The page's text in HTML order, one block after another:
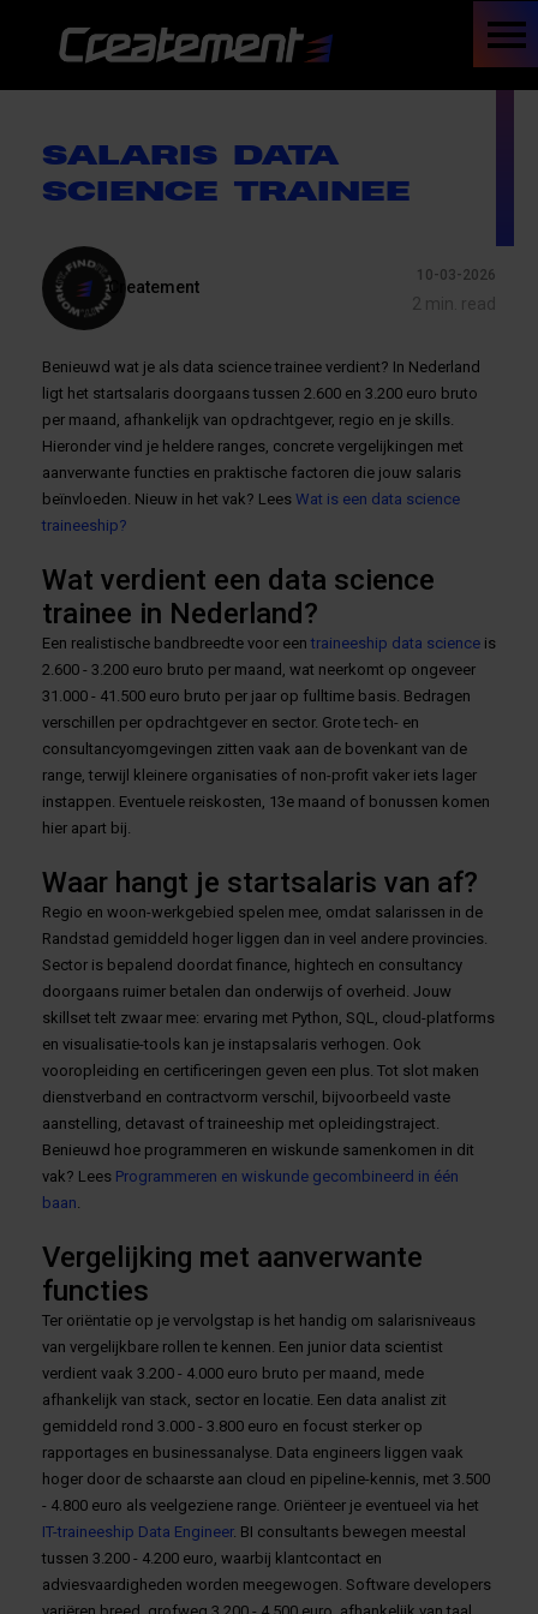
SALARIS DATA
SCIENCE TRAINEE
Createment
10-03-2026
2 min. read
Benieuwd wat je als data science trainee verdient? In Nederland
ligt het startsalaris doorgaans tussen 2.600 en 3.200 euro bruto
per maand, afhankelijk van opdrachtgever, regio en je skills.
Hieronder vind je heldere ranges, concrete vergelijkingen met
aanverwante functies en praktische factoren die jouw salaris
beïnvloeden. Nieuw in het vak? Lees Wat is een data science
traineeship?
Wat verdient een data science
trainee in Nederland?
Een realistische bandbreedte voor eentraineeship data science is
2.600 - 3.200 euro bruto per maand, wat neerkomt op ongeveer
31.000 - 41.500 euro bruto per jaar op fulltime basis. Bedragen
verschillen per opdrachtgever en sector. Grote tech- en
consultancyomgevingen zitten vaak aan de bovenkant van de
range, terwijl kleinere organisaties of non-profit vaker iets lager
instappen. Eventuele reiskosten, 13e maand of bonussen komen
hier apart bij.
Waar hangt je startsalaris van af?
Regio en woon-werkgebied spelen mee, omdat salarissen in de
Randstad gemiddeld hoger liggen dan in veel andere provincies.
Sector is bepalend doordat finance, hightech en consultancy
doorgaans ruimer betalen dan onderwijs of overheid. Jouw
skillset telt zwaar mee: ervaring met Python, SQL, cloud-platforms
en visualisatie-tools kan je instapsalaris verhogen. Ook
vooropleiding en certificeringen geven een plus. Tot slot maken
dienstverband en contractvorm verschil, bijvoorbeeld vaste
aanstelling, detavast of traineeship met opleidingstraject.
Benieuwd hoe programmeren en wiskunde samenkomen in dit
vak? Lees Programmeren en wiskunde gecombineerd in één
baan.
Vergelijking met aanverwante
functies
Ter oriëntatie op je vervolgstap is het handig om salarisniveaus
van vergelijkbare rollen te kennen. Een junior data scientist
verdient vaak 3.200 - 4.000 euro bruto per maand, mede
afhankelijk van stack, sector en locatie. Een data analist zit
gemiddeld rond 3.000 - 3.800 euro en focust sterker op
rapportages en businessanalyse. Data engineers liggen vaak
hoger door de schaarste aan cloud en pipeline-kennis, met 3.500
- 4.800 euro als veelgeziene range. Oriënteer je eventueel via het
IT-traineeship Data Engineer. BI consultants bewegen meestal
tussen 3.200 - 4.200 euro, waarbij klantcontact en
adviesvaardigheden worden meegewogen. Software developers